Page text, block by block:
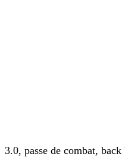
3.0, passe de combat,